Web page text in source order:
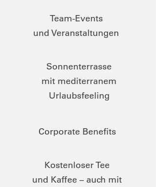
Team-Events
und Veranstaltungen
Sonnenterrasse
mit mediterranem
Urlaubsfeeling
Corporate Benefits
Kostenloser Tee
und Kaffee – auch mit